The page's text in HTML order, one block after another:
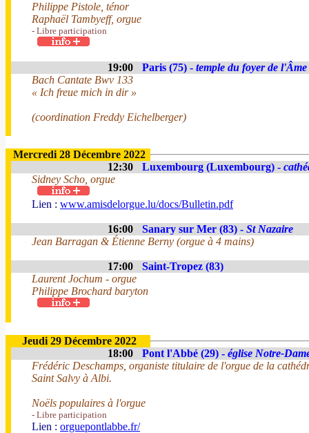
Philippe Pistole, ténor
Raphaël Tambyeff, orgue
- Libre participation
19:00 Paris (75) - temple du foyer de l'Âme
Bach Cantate Bwv 133
« Ich freue mich in dir »
(coordination Freddy Eichelberger)
Mercredi 28 Décembre 2022
12:30
Luxembourg (Luxembourg) -
Sidney Scho, orgue
Lien : www.amisdelorgue.lu/docs/Bulletin.pdf
16:00 Sanary sur Mer (83) - St Nazaire
Jean Barragan & Étienne Berny (orgue à 4 mains)
17:00
Saint-Tropez (83)
Laurent Jochum - orgue
Philippe Brochard baryton
Jeudi 29 Décembre 2022
18:00
Pont l'Abbé (29) - église Notre-
Frédéric Deschamps, organiste titulaire de l'orgue de la
Saint Salvy à Albi.
Noëls populaires à l'orgue
- Libre participation
Lien : orguepontlabbe.fr/